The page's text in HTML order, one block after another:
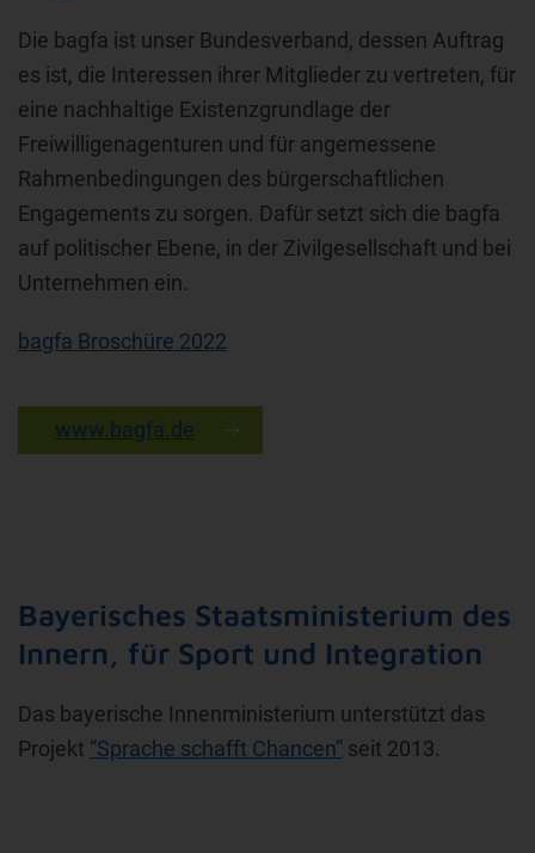
Die bagfa ist unser Bundesverband, dessen Auftrag
es ist, die Interessen ihrer Mitglieder zu vertreten, für
eine nachhaltige Existenzgrundlage der
Freiwilligenagenturen und für angemessene
Rahmenbedingungen des bürgerschaftlichen
Engagements zu sorgen. Dafür setzt sich die bagfa
auf politischer Ebene, in der Zivilgesellschaft und bei
Unternehmen ein.
bagfa Broschüre 2022
www.bagfa.de
Bayerisches Staatsministerium des
Innern, für Sport und Integration
Das bayerische Innenministerium unterstützt das
Projekt “Sprache schafft Chancen” seit 2013.